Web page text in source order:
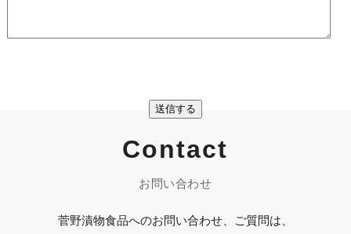
Contact
お問い合わせ
菅野漬物食品へのお問い合わせ、ご質問は、